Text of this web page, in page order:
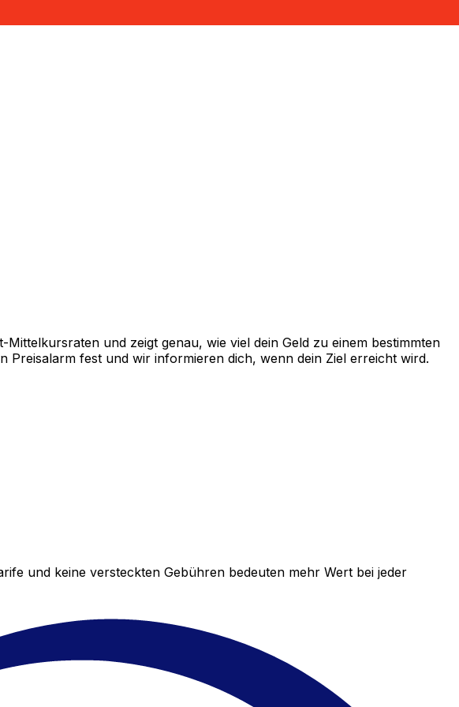
und zeigt genau, wie viel dein Geld zu einem bestimmten
Preisalarm fest und wir informieren dich, wenn dein Ziel erreicht wird.
und keine versteckten Gebühren bedeuten mehr Wert bei jeder